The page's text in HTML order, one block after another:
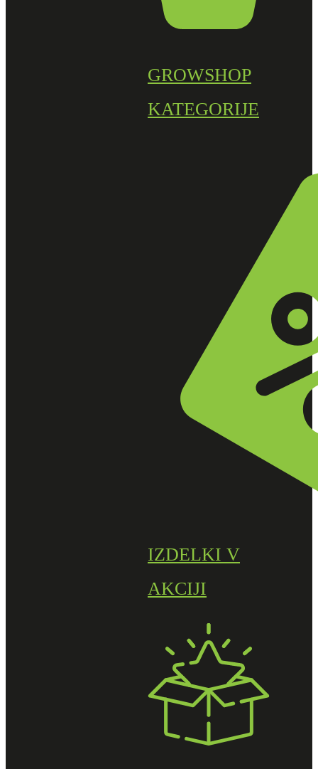
GROWSHOP
KATEGORIJE
IZDELKI V
AKCIJI